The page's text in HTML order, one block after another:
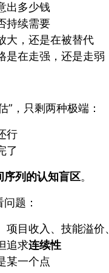
出多少钱
持续需要
大，还是在被替代
是在走强，还是走弱
”，只剩两种极端：
行
了
序列的认知盲区。
题：
项目收入、技能溢
追求连续性
某一个点